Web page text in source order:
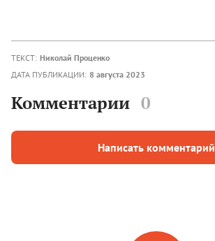
ТЕКСТ: Николай Проценко
ДАТА ПУБЛИКАЦИИ: 8 августа 2023
Комментарии 0
Написать комментарий